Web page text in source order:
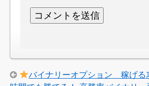
バイナリーオプション 稼げる